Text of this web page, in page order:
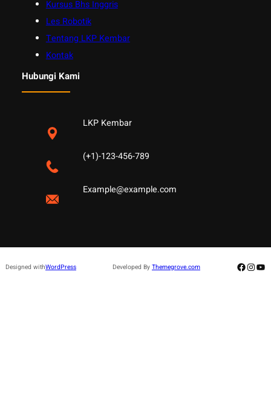
Kursus Bhs Inggris
Les Robotik
Tentang LKP Kembar
Kontak
Hubungi Kami
LKP Kembar
(+1)-123-456-789
Example@example.com
Designed withWordPress Developed By Themegrove.com